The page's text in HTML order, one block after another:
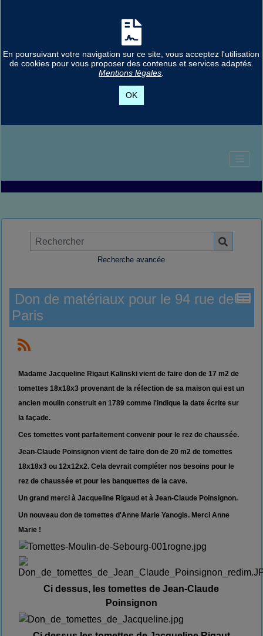
En poursuivant votre navigation sur ce site, vous acceptez l'utilisation
de cookies pour vous proposer des contenus et services adaptés.
Mentions légales
OK
Recherche avancée
Don de matériaux pour le 94 rue de
Paris
Madame Jacqueline Rigaut Kalinski vient de faire don de 17 m2 de
tomettes 18x18x3 provenant de la réfection de sa maison qui est un
ancien moulin construit en 1789 comme l'indique la date écrite sur
la façade.
Ces tomettes vont parfaitement convenir pour le rez de chaussée.
Jean-Claude Poinsignon vient de faire don de 20 m2 de tomettes
18x18x3 ou 12x12x2. Cela devrait compléter nos besoins pour le
rez de chaussée et pour les banquettes de la cave.
Un grand merci à Jacqueline Rigaud et à Jean-Claude Poinsignon.
Un nouveau don de tomettes d'Anne Marie Yanogis. Merci Anne
Marie !
Ci dessus, les tomettes de Jean-Claude
Poinsignon